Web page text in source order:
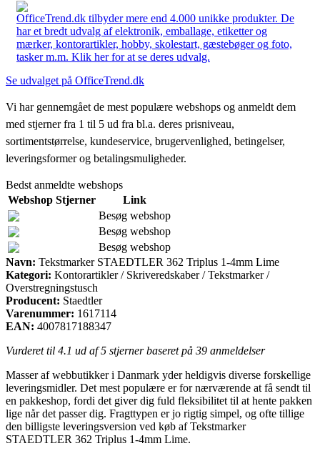
OfficeTrend.dk tilbyder mere end 4.000 unikke produkter. De
har et bredt udvalg af elektronik, emballage, etiketter og
mærker, kontorartikler, hobby, skolestart, gæstebøger og foto,
tasker m.m. Klik her for at se deres udvalg.
Se udvalget på OfficeTrend.dk
Vi har gennemgået de mest populære webshops og anmeldt dem
med stjerner fra 1 til 5 ud fra bl.a. deres prisniveau,
sortimentstørrelse, kundeservice, brugervenlighed, betingelser,
leveringsformer og betalingsmuligheder.
Bedst anmeldte webshops
Webshop Stjerner
Link
Besøg webshop
Besøg webshop
Besøg webshop
Navn: Tekstmarker STAEDTLER 362 Triplus 1-4mm Lime
Kategori: Kontorartikler / Skriveredskaber / Tekstmarker /
Overstregningstusch
Producent: Staedtler
Varenummer: 1617114
EAN: 4007817188347
Vurderet til 4.1 ud af 5 stjerner baseret på 39 anmeldelser
Masser af webbutikker i Danmark yder heldigvis diverse forskellige
leveringsmidler. Det mest populære er for nærværende at få sendt til
en pakkeshop, fordi det giver dig fuld fleksibilitet til at hente pakken
lige når det passer dig. Fragttypen er jo rigtig simpel, og ofte tillige
den billigste leveringsversion ved køb af Tekstmarker
STAEDTLER 362 Triplus 1-4mm Lime.